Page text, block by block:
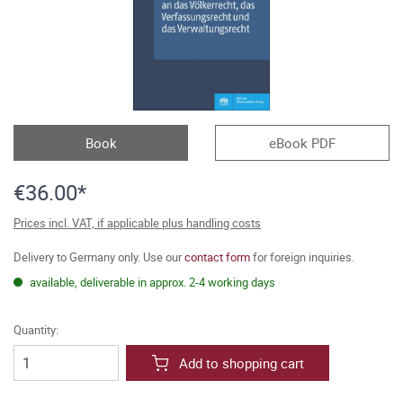
Book eBook PDF
€36.00*
Prices incl. VAT, if applicable plus handling costs
Delivery to Germany only. Use ourcontact formfor foreign inquiries.
available, deliverable in approx. 2-4 working days
Quantity:
Add to shopping cart